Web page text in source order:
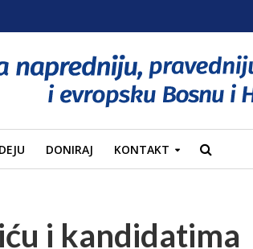
DONIRAJ KONTAKT
i kandidatima